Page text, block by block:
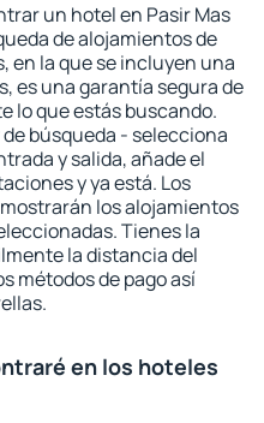
un hotel en Pasir Mas
de alojamientos de
en la que se incluyen una
es una garantía segura de
lo que estás buscando.
búsqueda - selecciona
y salida, añade el
y ya está. Los
los alojamientos
Tienes la
la distancia del
métodos de pago así
en los hoteles